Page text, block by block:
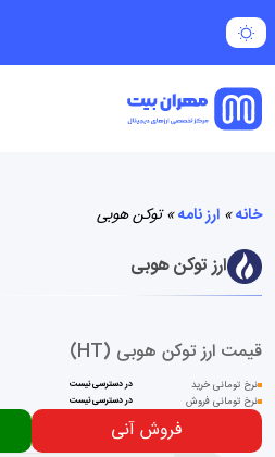
خانه» ارز نامه»توکن هوبی
ارز توکن هوبی
قیمت ارز توکن هوبی (HT)
نرخ تومانی خرید در دسترسی نیست
نرخ تومانی فروش در دسترسی نیست
فروش آنی